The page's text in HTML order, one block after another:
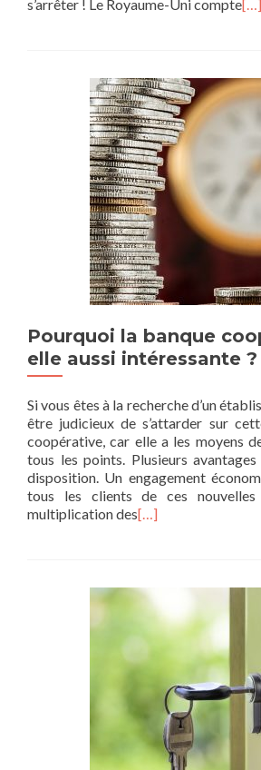
s’arrêter ! Le Royaume-Uni compte […]
Pourquoi la banque
elle aussi intéressante ?
Si vous êtes à la recherche d’un
être judicieux de s’attarder sur
coopérative, car elle a les moyens
tous les points. Plusieurs
disposition. Un engagement
tous les clients de ces
multiplication des[…]